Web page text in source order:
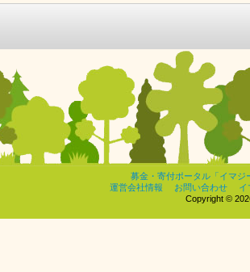
募金・寄付ポータル「イマジ
運営会社情報
お問い合わせ
イ
Copyright ©